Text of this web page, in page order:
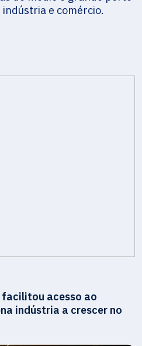
e comércio.
facilitou acesso ao
indústria a crescer no